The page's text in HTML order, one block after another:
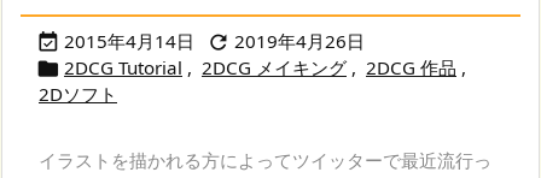
 2015年4月14日  2019年4月26日
 2DCG Tutorial , 2DCG メイキング , 2DCG 作品 ,
2Dソフト
イラストを描かれる方によってツイッターで最近流行っ